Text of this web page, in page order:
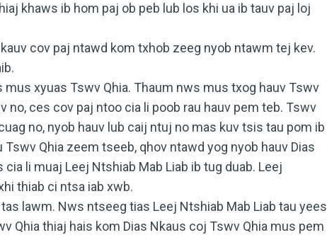
khaws ib hom paj ob peb lub los khi ua ib tauv paj loj
cov paj ntawd kom txhob zeeg nyob ntawm tej kev.
mus xyuas Tswv Qhia. Thaum nws mus txog hauv Tswv
no, ces cov paj ntoo cia li poob rau hauv pem teb. Tswv
no, nyob hauv lub caij ntuj no mas kuv tsis tau pom ib
Tswv Qhia zeem tseeb, qhov ntawd yog nyob hauv Dias
li muaj Leej Ntshiab Mab Liab ib tug duab. Leej
thiab ci ntsa iab xwb.
lawm. Nws ntseeg tias Leej Ntshiab Mab Liab tau yees
Qhia thiaj hais kom Dias Nkaus coj Tswv Qhia mus pem